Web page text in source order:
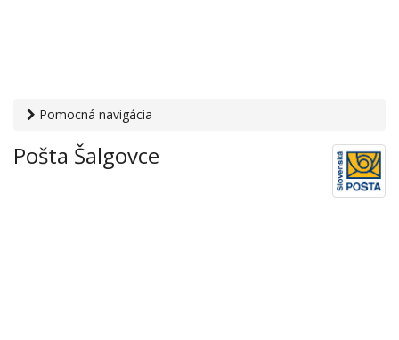
Pomocná navigácia
služby› Pošty› Pošta Šalgovce
Pošta Šalgovce